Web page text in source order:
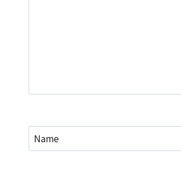
Name